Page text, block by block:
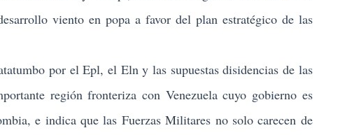
viento en popa a favor del plan estratégico de las
por el Epl, el Eln y las supuestas disidencias de las
región fronteriza con Venezuela cuyo gobierno es
e indica que las Fuerzas Militares no solo carecen de